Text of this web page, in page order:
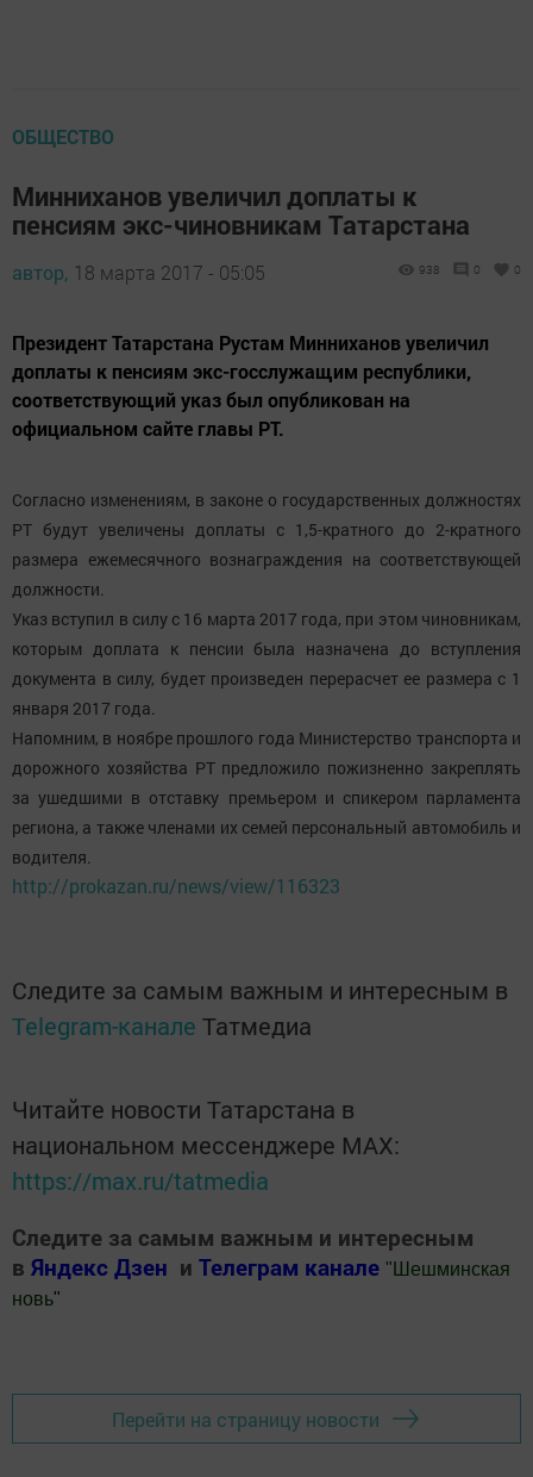
ОБЩЕСТВО
Минниханов увеличил доплаты к
пенсиям экс-чиновникам Татарстана
автор, 18 марта 2017 - 05:05 938 0 0
Президент Татарстана Рустам Минниханов увеличил
доплаты к пенсиям экс-госслужащим республики,
соответствующий указ был опубликован на
официальном сайте главы РТ.
Согласно изменениям, в законе о государственных должностях
РТ будут увеличены доплаты с 1,5-кратного до 2-кратного
размера ежемесячного вознаграждения на соответствующей
должности.
Указ вступил в силу с 16 марта 2017 года, при этом чиновникам,
которым доплата к пенсии была назначена до вступления
документа в силу, будет произведен перерасчет ее размера с 1
января 2017 года.
Напомним, в ноябре прошлого года Министерство транспорта и
дорожного хозяйства РТ предложило пожизненно закреплять
за ушедшими в отставку премьером и спикером парламента
региона, а также членами их семей персональный автомобиль и
водителя.
http://prokazan.ru/news/view/116323
Следите за самым важным и интересным в
Telegram-канале Татмедиа
Читайте новости Татарстана в
национальном мессенджере MАХ:
https://max.ru/tatmedia
Следите за самым важным и интересным
в Яндекс Дзен и Телеграм канале " Шешминская
новь"
Перейти на страницу новости